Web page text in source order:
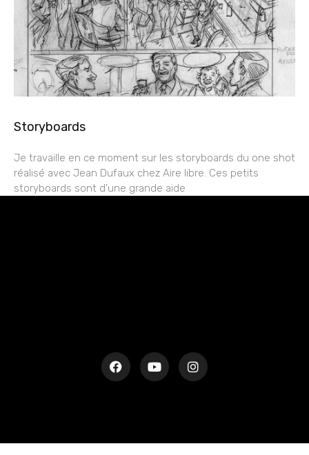
Storyboards
Je travaille en ce moment sur les storyboards du one shot
réalisé avec Jean Dufaux chez Aire libre. Ces petits
storyboards sont d’une grande aide